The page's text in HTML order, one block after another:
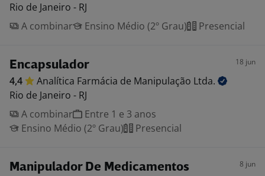
Rio de Janeiro - RJ
A combinar
Ensino Médio (2º Grau) Presencial
Encapsulador 18 jun
4,4 Analítica Farmácia de Manipulação Ltda.
Rio de Janeiro - RJ
A combinar
Entre 1 e 3 anos
Ensino Médio (2º Grau)
Presencial
Manipulador De Medicamentos 8 jun